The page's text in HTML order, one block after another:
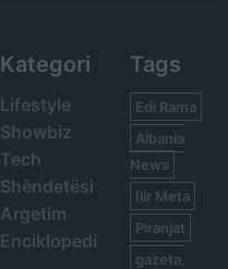
Kategori
Lifestyle
Showbiz
Tech
Shëndetësi
Argetim
Enciklopedi
Tags
Edi Rama
Albania
News
Ilir Meta
Piranjat
gazeta,